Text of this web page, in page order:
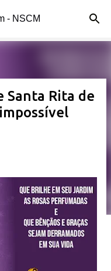
principal
- NSCM
Santa Rita de